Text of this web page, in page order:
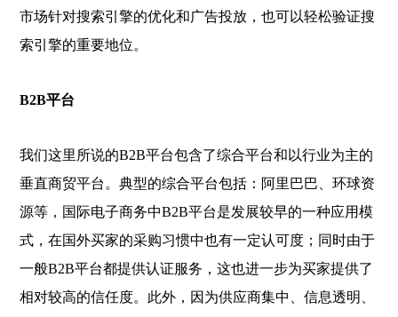
市场针对搜索引擎的优化和广告投放，也可以轻松验证搜
索引擎的重要地位。
B2B平台
我们这里所说的B2B平台包含了综合平台和以行业为主的
垂直商贸平台。典型的综合平台包括：阿里巴巴、环球资
源等，国际电子商务中B2B平台是发展较早的一种应用模
式，在国外买家的采购习惯中也有一定认可度；同时由于
一般B2B平台都提供认证服务，这也进一步为买家提供了
相对较高的信任度。此外，因为供应商集中、信息透明、